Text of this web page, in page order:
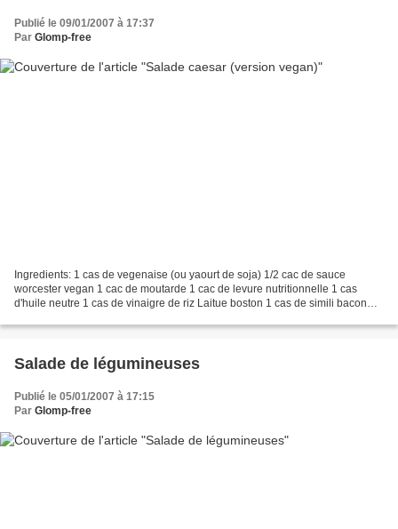
Publié le 09/01/2007 à 17:37
Par Glomp-free
Ingredients: 1 cas de vegenaise (ou yaourt de soja) 1/2 cac de sauce
worcester vegan 1 cac de moutarde 1 cac de levure nutritionnelle 1 cas
d'huile neutre 1 cas de vinaigre de riz Laitue boston 1 cas de simili bacon
Salade de légumineuses
Publié le 05/01/2007 à 17:15
Par Glomp-free